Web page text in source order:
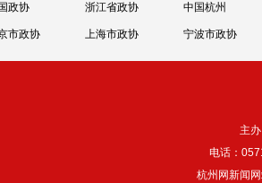
政协 浙江省政协 中国杭州
市政协 上海市政协 宁波市政协
主
电话：
杭州网新闻